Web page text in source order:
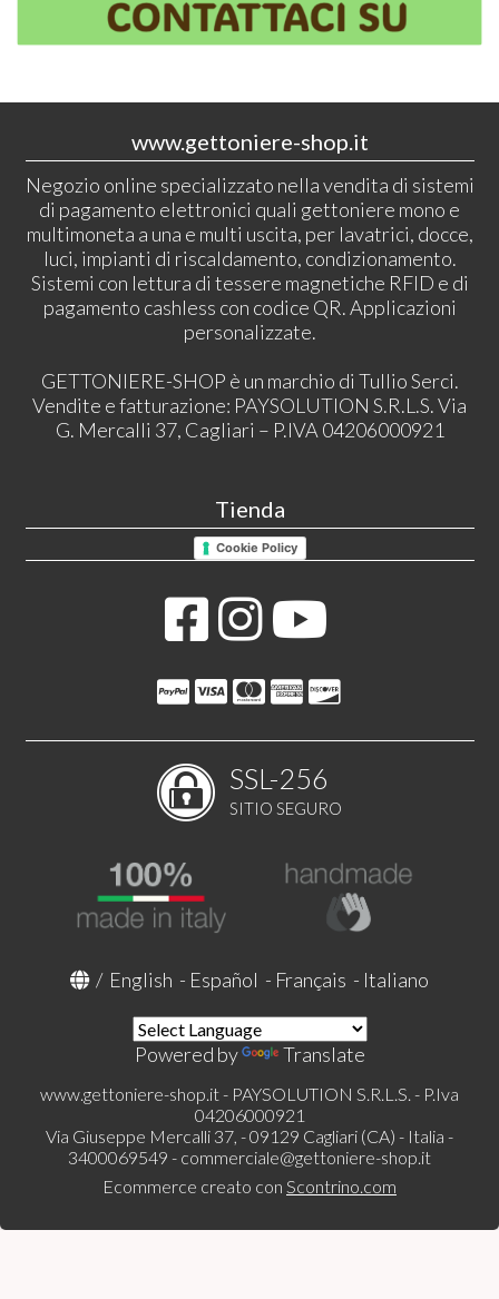
www.gettoniere-shop.it
Negozio online specializzato nella vendita di sistemi
di pagamento elettronici quali gettoniere mono e
multimoneta a una e multi uscita, per lavatrici, docce,
luci, impianti di riscaldamento, condizionamento.
Sistemi con lettura di tessere magnetiche RFID e di
pagamento cashless con codice QR. Applicazioni
personalizzate.
GETTONIERE-SHOP è un marchio di Tullio Serci.
Vendite e fatturazione: PAYSOLUTION S.R.L.S. Via
G. Mercalli 37, Cagliari – P.IVA 04206000921
Tienda
Cookie Policy
SSL-256
SITIO SEGURO
/ English - Español - Français - Italiano
Powered by Translate
www.gettoniere-shop.it - PAYSOLUTION S.R.L.S. - P.Iva
04206000921
Via Giuseppe Mercalli 37, - 09129 Cagliari (CA) - Italia -
3400069549 - commerciale@gettoniere-shop.it
Ecommerce creato con Scontrino.com